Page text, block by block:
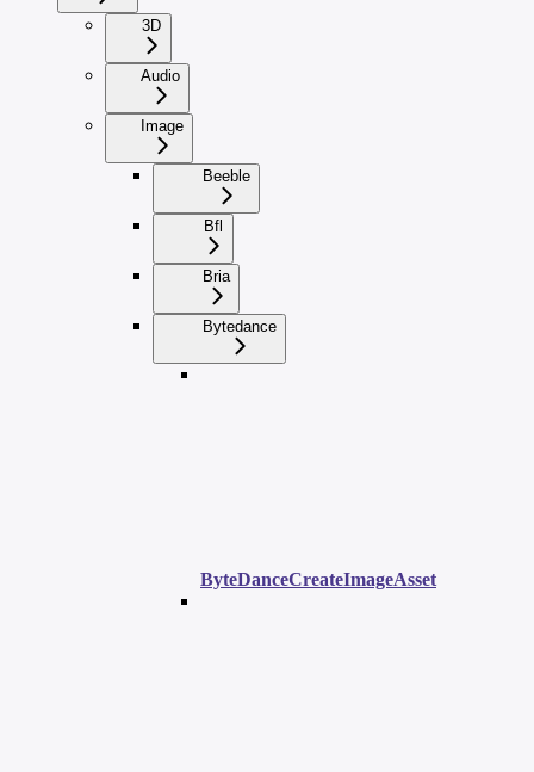
3D
Audio
Image
Beeble
Bfl
Bria
Bytedance
ByteDanceCreateImageAsset